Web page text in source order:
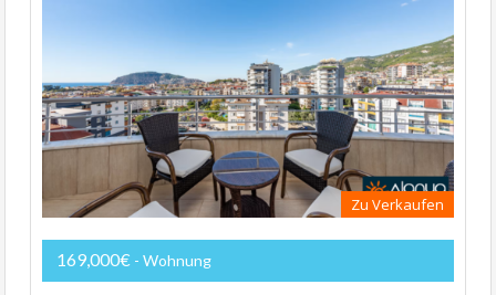
Zu Verkaufen
169,000€ - Wohnung